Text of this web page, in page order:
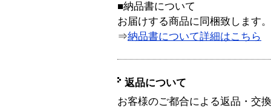
■納品書について
お届けする商品に同梱致します。
⇒納品書について詳細はこちら
返品について
お客様のご都合による返品・交